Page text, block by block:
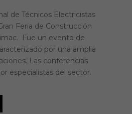
de Técnicos Electricistas
Feria de Construcción
Fue un evento de
por una amplia
Las conferencias
especialistas del sector.